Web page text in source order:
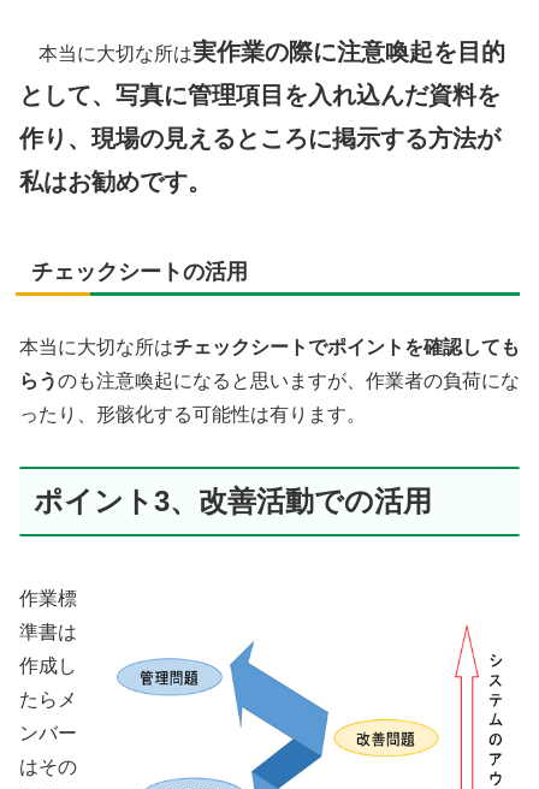
本当に大切な所は実作業の際に注意喚起を目的
として、写真に管理項目を入れ込んだ資料を
作り、現場の見えるところに掲示する方法が
私はお勧めです。
チェックシートの活用
本当に大切な所はチェックシートでポイントを確認しても
らうのも注意喚起になると思いますが、作業者の負荷にな
ったり、形骸化する可能性は有ります。
ポイント3、改善活動での活用
作業標
準書は
作成し
たらメ
ンバー
はその